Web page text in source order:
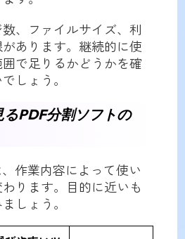
、ファイルサイズ、利
あります。継続的に使
で足りるかどうかを確
しょう。
るPDF分割ソフトの
作業内容によって使い
ります。目的に近いも
しょう。